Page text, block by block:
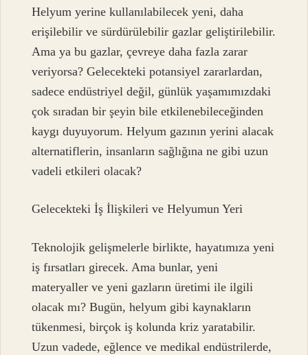
Helyum yerine kullanılabilecek yeni, daha
erişilebilir ve sürdürülebilir gazlar geliştirilebilir.
Ama ya bu gazlar, çevreye daha fazla zarar
veriyorsa? Gelecekteki potansiyel zararlardan,
sadece endüstriyel değil, günlük yaşamımızdaki
çok sıradan bir şeyin bile etkilenebileceğinden
kaygı duyuyorum. Helyum gazının yerini alacak
alternatiflerin, insanların sağlığına ne gibi uzun
vadeli etkileri olacak?
Gelecekteki İş İlişkileri ve Helyumun Yeri
Teknolojik gelişmelerle birlikte, hayatımıza yeni
iş fırsatları girecek. Ama bunlar, yeni
materyaller ve yeni gazların üretimi ile ilgili
olacak mı? Bugün, helyum gibi kaynakların
tükenmesi, birçok iş kolunda kriz yaratabilir.
Uzun vadede, eğlence ve medikal endüstrilerde,